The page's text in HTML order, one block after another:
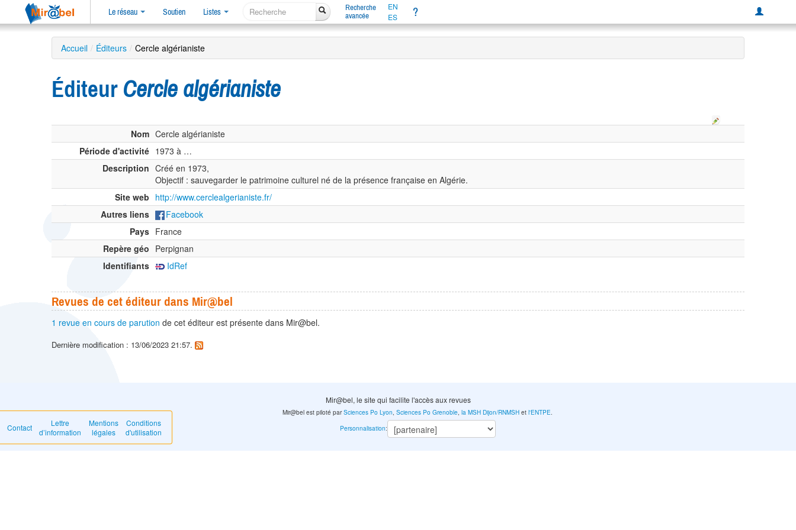
Le réseau Soutien Listes
Recherche
avancée
EN
ES
?
Accueil / Éditeurs / Cercle algérianiste
Éditeur Cercle algérianiste
Nom Cercle algérianiste
Période d'activité 1973 à …
Description Créé en 1973,
Objectif : sauvegarder le patrimoine culturel né de la présence française en Algérie.
Site web http://www.cerclealgerianiste.fr/
Autres liens
Facebook
Pays France
Repère géo Perpignan
Identifiants
IdRef
Revues de cet éditeur dans Mir@bel
1 revue en cours de parution de cet éditeur est présente dans Mir@bel.
Dernière modification : 13/06/2023 21:57.
Mir@bel, le site qui facilite l'accès aux revues
Contact
Lettre
d’information
Mentions
légales
Conditions
d'utilisation
Mir@bel est piloté parSciences Po Lyon,Sciences Po Grenoble,la MSH Dijon/RNMSH etl'ENTPE.
Personnalisation: